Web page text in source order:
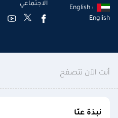
English :
English
الاجتماعي
أنت الآن تتصفح
نبذة عنّا